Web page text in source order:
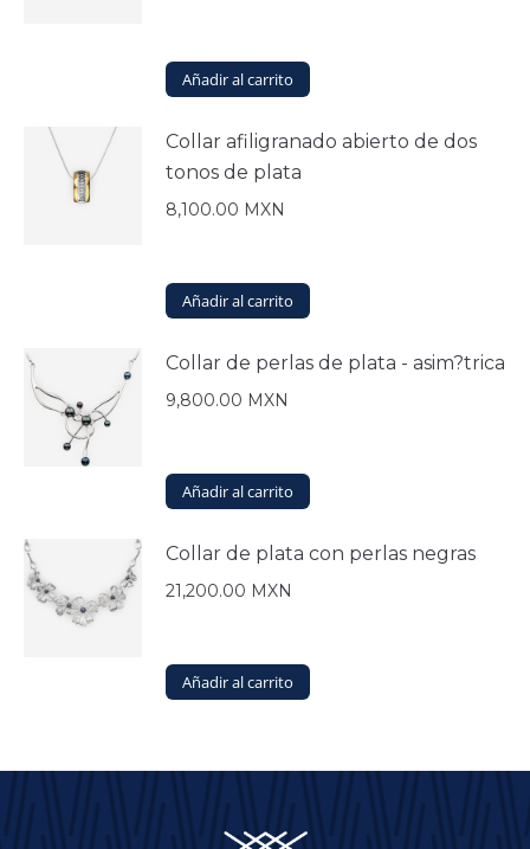
Añadir al carrito
Collar afiligranado abierto de dos
tonos de plata
8,100.00 MXN
Añadir al carrito
Collar de perlas de plata - asim?trica
9,800.00 MXN
Añadir al carrito
Collar de plata con perlas negras
21,200.00 MXN
Añadir al carrito